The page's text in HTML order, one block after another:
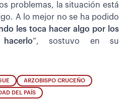
problemas, la situación está
A lo mejor no se ha podido
les toca hacer algo por los
”, sostuvo en su
ARZOBISPO CRUCEÑO
DEL PAÍS